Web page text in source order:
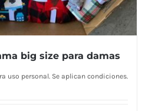
big size para damas
uso personal. Se aplican condiciones.